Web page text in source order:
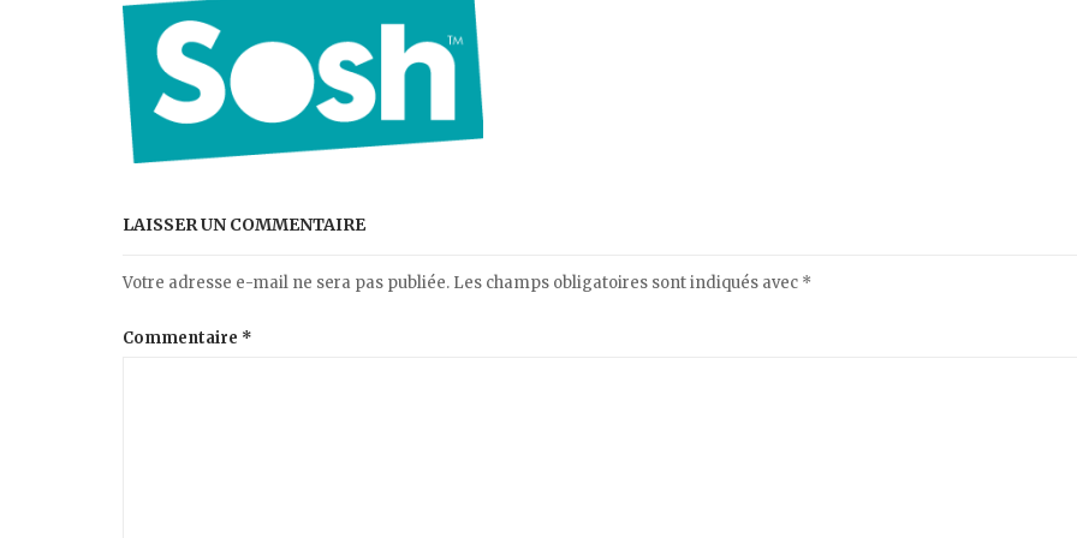
LAISSER UN COMMENTAIRE
Votre adresse e-mail ne sera pas publiée. Les champs obligatoires sont indiqués avec *
Commentaire *